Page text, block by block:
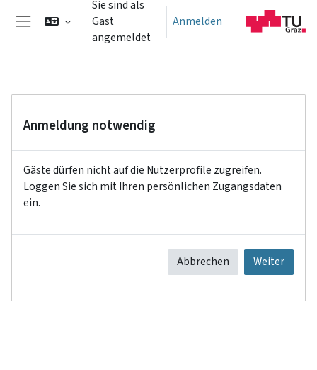
Website-Übersicht
Sie sind als
Gast
angemeldet
Anmelden
Anmeldung notwendig
Gäste dürfen nicht auf die Nutzerprofile zugreifen.
Loggen Sie sich mit Ihren persönlichen Zugangsdaten
ein.
Abbrechen Weiter